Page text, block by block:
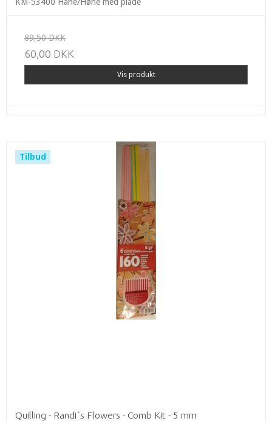
89,50 DKK
60,00 DKK
Vis produkt
Tilbud
Quilling - Randi´s Flowers - Comb Kit - 5 mm